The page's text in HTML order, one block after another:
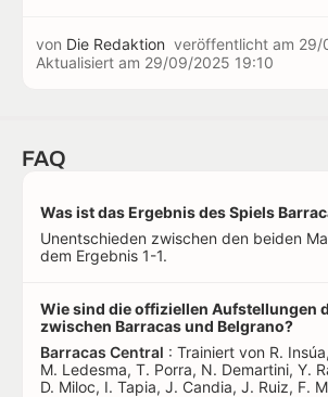
von Die Redaktion veröffentlicht am 29/
Aktualisiert am 29/09/2025 19:10
FAQ
Was ist das Ergebnis des Spiels
Unentschieden zwischen den beiden
dem Ergebnis 1-1.
Wie sind die offiziellen Aufstellungen
zwischen Barracas und Belgrano?
Barracas Central : Trainiert von R.
M. Ledesma, T. Porra, N. Demartini, Y.
D. Miloc, I. Tapia, J. Candia, J. Ruiz, F.